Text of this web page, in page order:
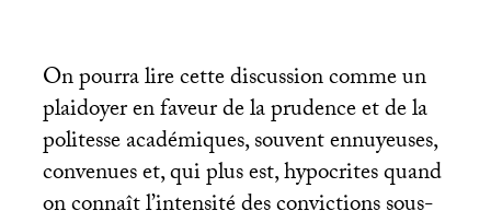
On pourra lire cette discussion comme un
plaidoyer en faveur de la prudence et de la
politesse académiques, souvent ennuyeuses,
convenues et, qui plus est, hypocrites quand